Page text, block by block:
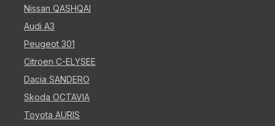
Nissan QASHQAI
Audi A3
Peugeot 301
Citroen C-ELYSEE
Dacia SANDERO
Skoda OCTAVIA
Toyota AURIS